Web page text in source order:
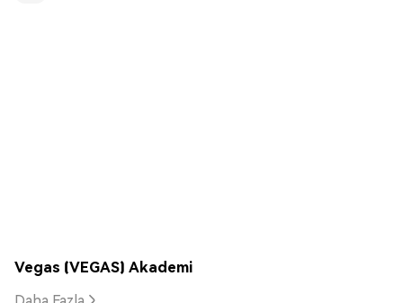
Vegas (VEGAS) Akademi